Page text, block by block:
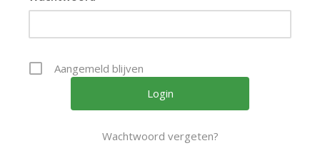
Aangemeld blijven
Wachtwoord vergeten?